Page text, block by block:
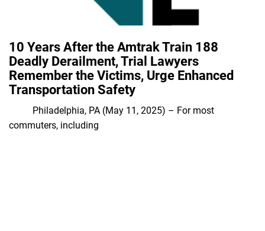
10 Years After the Amtrak Train 188
Deadly Derailment, Trial Lawyers
Remember the Victims, Urge Enhanced
Transportation Safety
Philadelphia, PA (May 11, 2025) – For most
commuters, including